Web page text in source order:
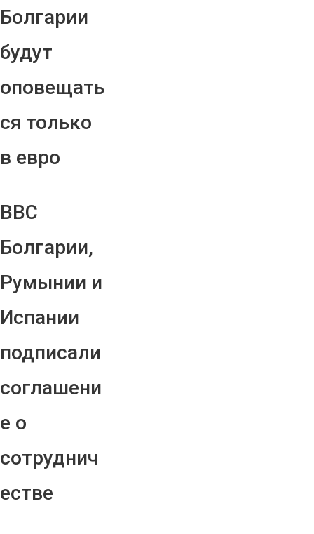
Болгарии
будут
оповещать
ся только
в евро
ВВС
Болгарии,
Румынии и
Испании
подписали
соглашени
е о
сотруднич
естве